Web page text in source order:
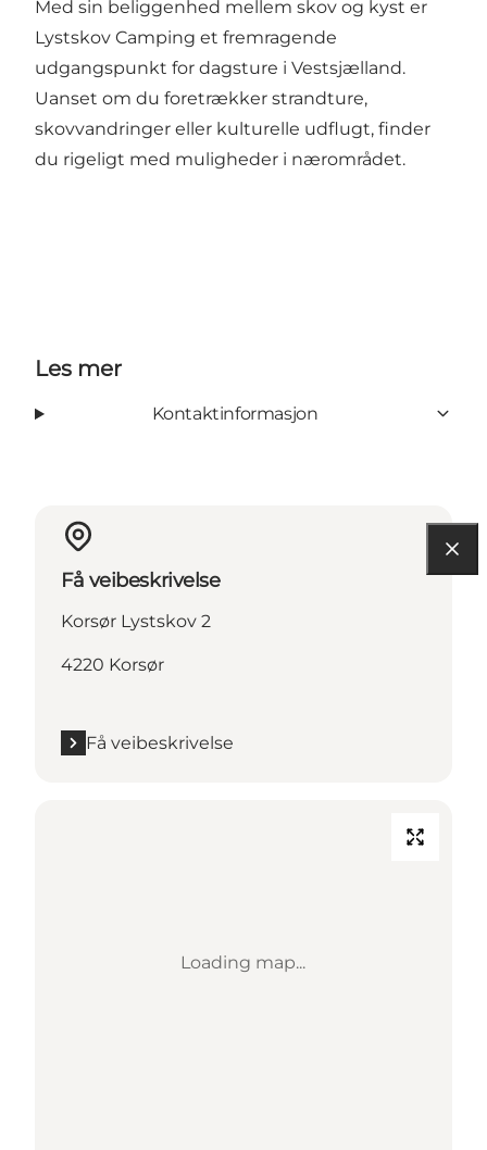
Med sin beliggenhed mellem skov og kyst er
Lystskov Camping et fremragende
udgangspunkt for dagsture i Vestsjælland.
Uanset om du foretrækker strandture,
skovvandringer eller kulturelle udflugt, finder
du rigeligt med muligheder i nærområdet.
Les mer
Kontaktinformasjon
Få veibeskrivelse
Korsør Lystskov 2
4220 Korsør
Få veibeskrivelse
Loading map...